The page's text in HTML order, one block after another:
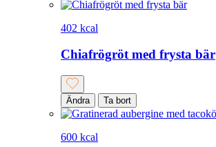
402 kcal
Chiafrögröt med frysta bär
Ändra Ta bort
600 kcal